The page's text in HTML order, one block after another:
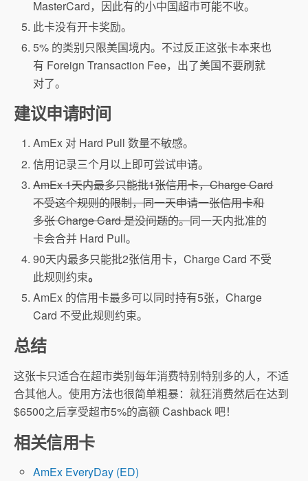
MasterCard，因此有的小中国超市可能不收。
此卡没有开卡奖励。
5% 的类别只限美国境内。不过反正这张卡本来也
有 Foreign Transaction Fee，出了美国不要刷就
对了。
建议申请时间
AmEx 对 Hard Pull 数量不敏感。
信用记录三个月以上即可尝试申请。
AmEx 1天内最多只能批1张信用卡，Charge Card
不受这个规则的限制，同一天申请一张信用卡和
多张 Charge Card 是没问题的。同一天内批准的
卡会合并 Hard Pull。
90天内最多只能批2张信用卡，Charge Card 不受
此规则约束。
AmEx 的信用卡最多可以同时持有5张，Charge
Card 不受此规则约束。
总结
这张卡只适合在超市类别每年消费特别特别多的人，不适
合其他人。使用方法也很简单粗暴：就狂消费然后在达到
$6500之后享受超市5%的高额 Cashback 吧！
相关信用卡
AmEx EveryDay (ED)